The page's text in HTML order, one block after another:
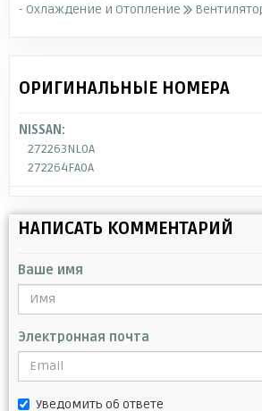
- Охлаждение и Отопление
ОРИГИНАЛЬНЫЕ НОМЕРА
NISSAN:
272263NL0A
272264FA0A
НАПИСАТЬ КОММЕНТАРИЙ
Ваше имя
Электронная почта
Уведомить об ответе